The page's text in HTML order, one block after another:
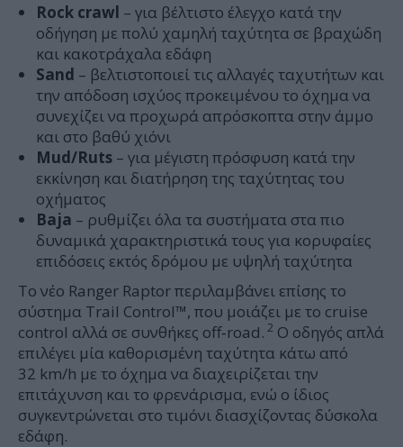
Rock crawl – για βέλτιστο έλεγχο κατά την
οδήγηση με πολύ χαμηλή ταχύτητα σε βραχώδη
και κακοτράχαλα εδάφη
Sand – βελτιστοποιεί τις αλλαγές ταχυτήτων και
την απόδοση ισχύος προκειμένου το όχημα να
συνεχίζει να προχωρά απρόσκοπτα στην άμμο
και στο βαθύ χιόνι
Mud/Ruts – για μέγιστη πρόσφυση κατά την
εκκίνηση και διατήρηση της ταχύτητας του
οχήματος
Baja – ρυθμίζει όλα τα συστήματα στα πιο
δυναμικά χαρακτηριστικά τους για κορυφαίες
επιδόσεις εκτός δρόμου με υψηλή ταχύτητα
Το νέο Ranger Raptor περιλαμβάνει επίσης το
σύστημα Trail Control™, που μοιάζει με το cruise
control αλλά σε συνθήκες off‑road. 2 Ο οδηγός απλά
επιλέγει μία καθορισμένη ταχύτητα κάτω από
32 km/h με το όχημα να διαχειρίζεται την
επιτάχυνση και το φρενάρισμα, ενώ ο ίδιος
συγκεντρώνεται στο τιμόνι διασχίζοντας δύσκολα
εδάφη.